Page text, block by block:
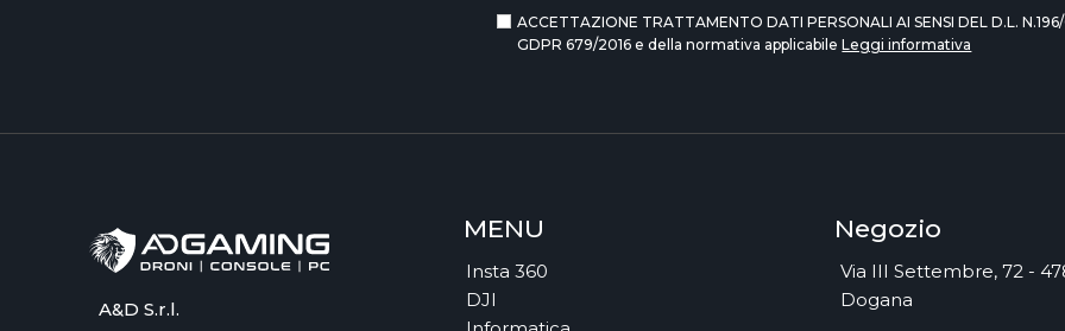
ACCETTAZIONE TRATTAMENTO DATI PERSONALI AI SENSI DEL D.L.
GDPR 679/2016 e della normativa applicabileLeggi informativa
A&D S.r.l.
MENU
Insta 360
DJI
Negozio
Via III Settembre, 72 -
Dogana